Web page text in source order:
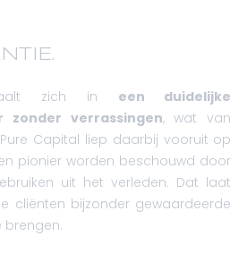
zich in een duidelijke
zonder verrassingen, wat van
Capital liep daarbij vooruit op
pionier worden beschouwd door
uit het verleden. Dat laat
cliënten bijzonder gewaardeerde
brengen.